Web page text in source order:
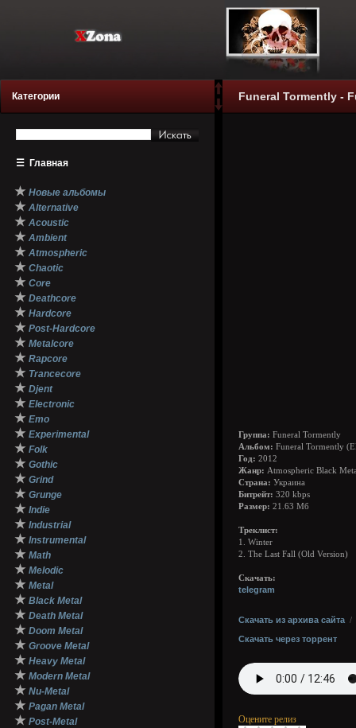
Категории
☰ Главная
★ Новые альбомы
★ Alternative
★ Acoustic
★ Ambient
★ Atmospheric
★ Chaotic
★ Core
★ Deathcore
★ Hardcore
★ Post-Hardcore
★ Metalcore
★ Rapcore
★ Trancecore
★ Djent
★ Electronic
★ Emo
★ Experimental
★ Folk
★ Gothic
★ Grind
★ Grunge
★ Indie
★ Industrial
★ Instrumental
★ Math
★ Melodic
★ Metal
★ Black Metal
★ Death Metal
★ Doom Metal
★ Groove Metal
★ Heavy Metal
★ Modern Metal
★ Nu-Metal
★ Pagan Metal
★ Post-Metal
Funeral Tormently -
Группа: Funeral Tormently
Альбом: Funeral Tormently
Год: 2012
Жанр: Atmospheric Black
Страна: Украина
Битрейт: 320 kbps
Размер: 21.63 Мб
Треклист:
1. Winter
2. The Last Fall (Old Version)
Скачать:
telegram
Скачать из архива сайта /
Скачать через торрент
Оцените релиз